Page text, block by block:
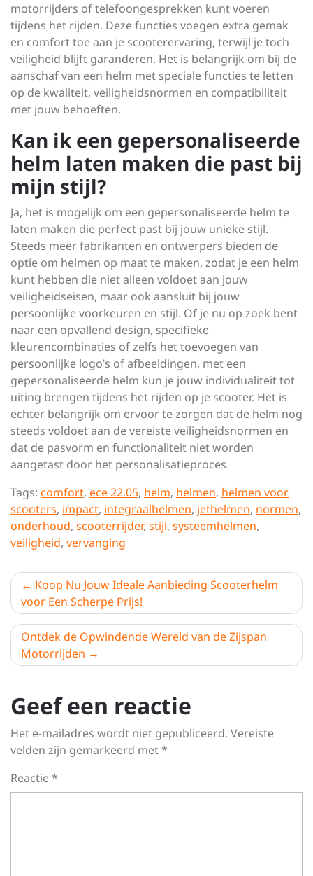
motorrijders of telefoongesprekken kunt voeren
tijdens het rijden. Deze functies voegen extra gemak
en comfort toe aan je scooterervaring, terwijl je toch
veiligheid blijft garanderen. Het is belangrijk om bij de
aanschaf van een helm met speciale functies te letten
op de kwaliteit, veiligheidsnormen en compatibiliteit
met jouw behoeften.
Kan ik een gepersonaliseerde
helm laten maken die past bij
mijn stijl?
Ja, het is mogelijk om een gepersonaliseerde helm te
laten maken die perfect past bij jouw unieke stijl.
Steeds meer fabrikanten en ontwerpers bieden de
optie om helmen op maat te maken, zodat je een helm
kunt hebben die niet alleen voldoet aan jouw
veiligheidseisen, maar ook aansluit bij jouw
persoonlijke voorkeuren en stijl. Of je nu op zoek bent
naar een opvallend design, specifieke
kleurencombinaties of zelfs het toevoegen van
persoonlijke logo’s of afbeeldingen, met een
gepersonaliseerde helm kun je jouw individualiteit tot
uiting brengen tijdens het rijden op je scooter. Het is
echter belangrijk om ervoor te zorgen dat de helm nog
steeds voldoet aan de vereiste veiligheidsnormen en
dat de pasvorm en functionaliteit niet worden
aangetast door het personalisatieproces.
Tags: comfort, ece 22.05, helm, helmen, helmen voor
scooters, impact, integraalhelmen, jethelmen, normen,
onderhoud, scooterrijder, stijl, systeemhelmen,
veiligheid, vervanging
Berichtnavigatie
Koop Nu Jouw Ideale Aanbieding Scooterhelm
voor Een Scherpe Prijs!
Ontdek de Opwindende Wereld van de Zijspan
Motorrijden
Geef een reactie
Het e-mailadres wordt niet gepubliceerd. Vereiste
velden zijn gemarkeerd met*
Reactie*